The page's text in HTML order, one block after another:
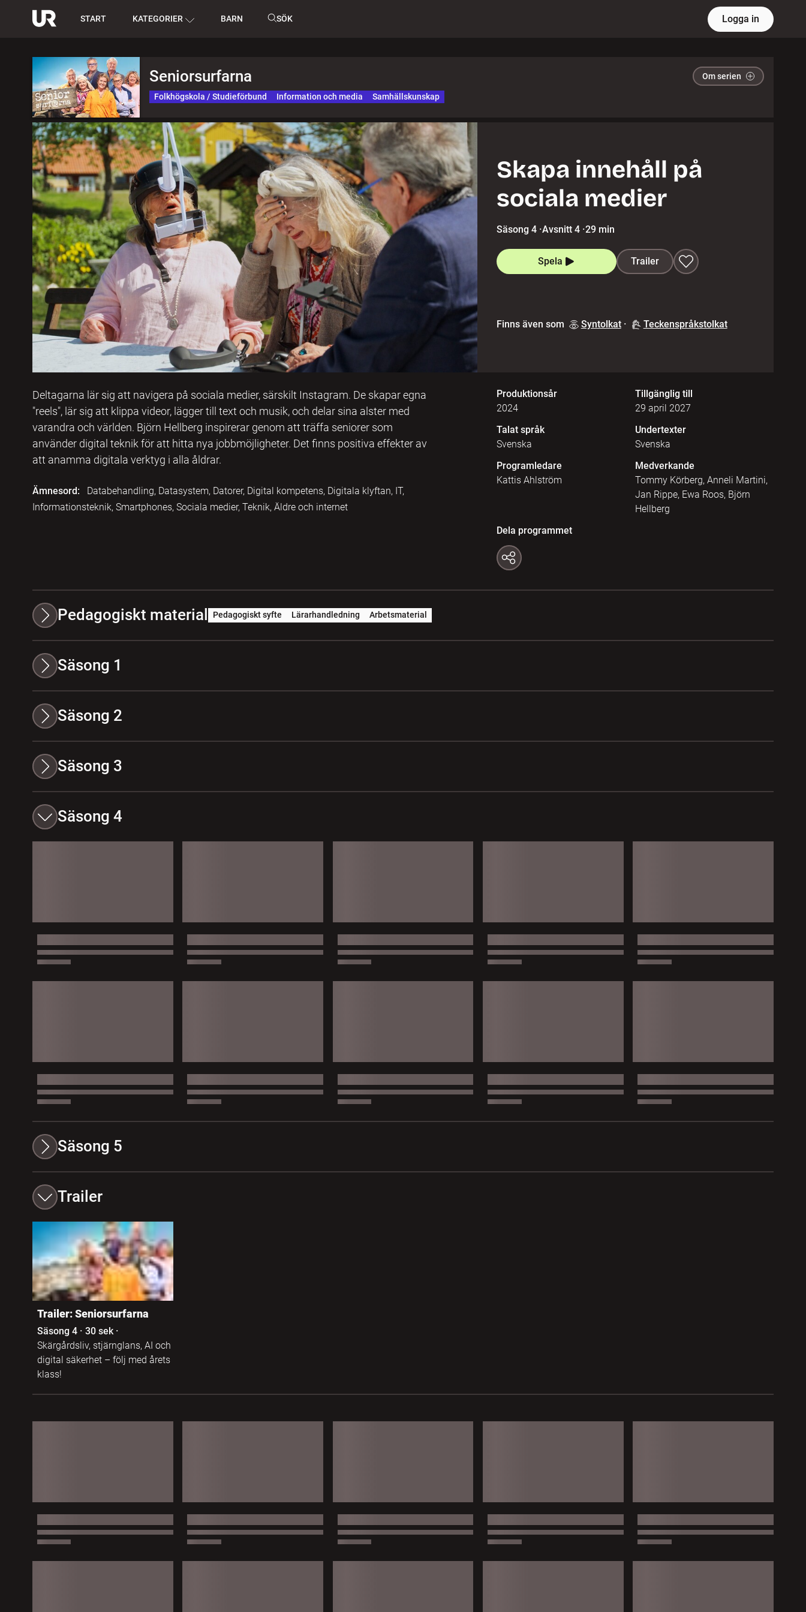
START KATEGORIER BARN SÖK Logga in
Seniorsurfarna Om serien
Folkhögskola / Studieförbund Information och media Samhällskunskap
Skapa innehåll på
sociala medier
Säsong 4 ·Avsnitt 4 ·29 min
Spela Trailer
Finns även som Syntolkat · Teckenspråkstolkat
Deltagarna lär sig att navigera på sociala medier, särskilt Instagram. De skapar egna
"reels", lär sig att klippa videor, lägger till text och musik, och delar sina alster med
varandra och världen. Björn Hellberg inspirerar genom att träffa seniorer som
använder digital teknik för att hitta nya jobbmöjligheter. Det finns positiva effekter av
att anamma digitala verktyg i alla åldrar.
Ämnesord:
Databehandling, Datasystem, Datorer, Digital kompetens, Digitala klyftan, IT,
Informationsteknik, Smartphones, Sociala medier, Teknik, Äldre och internet
Produktionsår
2024
Tillgänglig till
29 april 2027
Talat språk
Svenska
Undertexter
Svenska
Programledare
Kattis Ahlström
Medverkande
Tommy Körberg, Anneli Martini,
Jan Rippe, Ewa Roos, Björn
Hellberg
Dela programmet
Pedagogiskt material Pedagogiskt syfte Lärarhandledning Arbetsmaterial
Säsong 1
Säsong 2
Säsong 3
Säsong 4
Säsong 5
Trailer
Trailer: Seniorsurfarna
Säsong 4· 30 sek·
Skärgårdsliv, stjärnglans, AI och
digital säkerhet – följ med årets
klass!